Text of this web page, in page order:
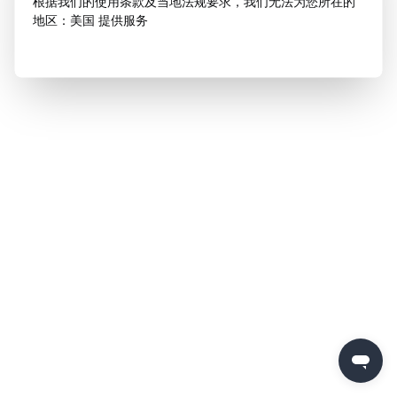
地区：美国 提供服务